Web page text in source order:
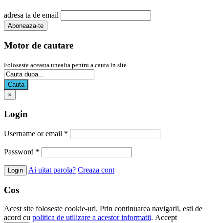
adresa ta de email
Motor de cautare
Foloseste aceasta unealta pentru a cauta in site
Cauta
×
Login
Username or email *
Password *
Ai uitat parola? Creaza cont
Cos
Acest site foloseste cookie-uri. Prin continuarea navigarii, esti de
acord cu politica de utilizare a acestor informatii. Accept